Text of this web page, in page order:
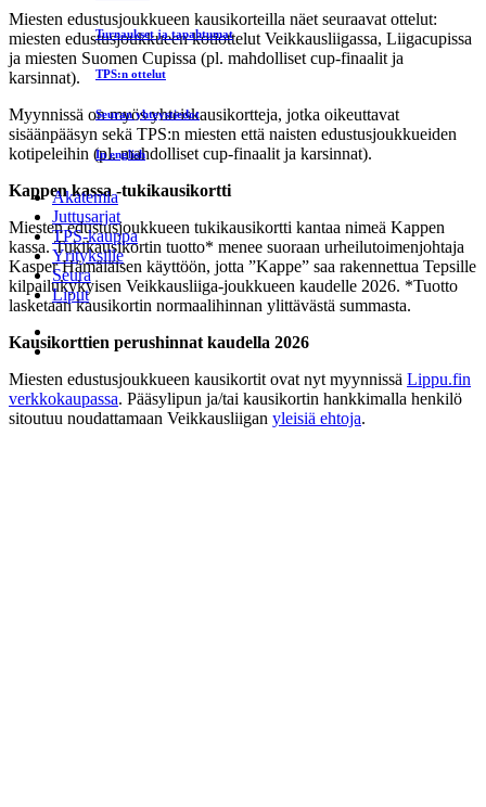
Turnaukset ja tapahtumat
TPS:n ottelut
Seuran yhteystiedot
In english
Akatemia
Juttusarjat
TPS-kauppa
Yrityksille
Seura
Liput
Miesten edustusjoukkueen kausikorteilla näet seuraavat ottelut:
miesten edustusjoukkueen kotiottelut Veikkausliigassa, Liigacupissa
ja miesten Suomen Cupissa (pl. mahdolliset cup-finaalit ja
karsinnat).
Myynnissä on myös yhteiskausikortteja, jotka oikeuttavat
sisäänpääsyn sekä TPS:n miesten että naisten edustusjoukkueiden
kotipeleihin (pl. mahdolliset cup-finaalit ja karsinnat).
Kappen kassa -tukikausikortti
Miesten edustusjoukkueen tukikausikortti kantaa nimeä Kappen
kassa. Tukikausikortin tuotto* menee suoraan urheilutoimenjohtaja
Kasper Hämäläisen käyttöön, jotta ”Kappe” saa rakennettua Tepsille
kilpailukykyisen Veikkausliiga-joukkueen kaudelle 2026. *Tuotto
lasketaan kausikortin normaalihinnan ylittävästä summasta.
Kausikorttien perushinnat kaudella 2026
Miesten edustusjoukkueen kausikortit ovat nyt myynnissä Lippu.fin
verkkokaupassa. Pääsylipun ja/tai kausikortin hankkimalla henkilö
sitoutuu noudattamaan Veikkausliigan yleisiä ehtoja.